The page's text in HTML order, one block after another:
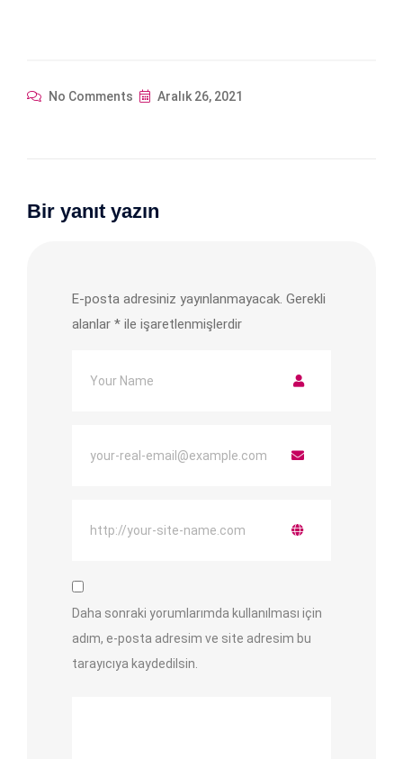
No Comments Aralık 26, 2021
Bir yanıt yazın
E-posta adresiniz yayınlanmayacak. Gerekli
alanlar * ile işaretlenmişlerdir
Daha sonraki yorumlarımda kullanılması için
adım, e-posta adresim ve site adresim bu
tarayıcıya kaydedilsin.